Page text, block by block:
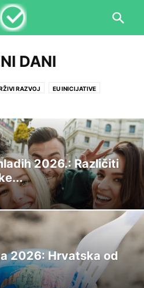
DANI
RAZVOJ EU INICIJATIVE
PREPORUKA UREDNIKA PROMO
SLIKA GOVORI 1000 RIJEČI
VAŽNI DANI VREDNOTE I VRLINE
2026.: Različiti
2026: Hrvatska od